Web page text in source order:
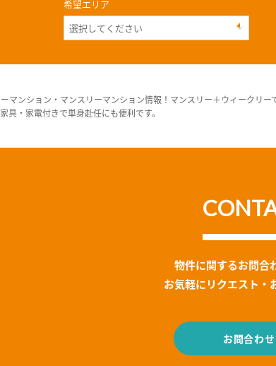
希望エリア
マンション・マンスリーマンション情報！マンスリー＋ウィークリ
具・家電付きで単身赴任にも便利です。
物件に関するお問合
お気軽にリクエスト・
お問合わ